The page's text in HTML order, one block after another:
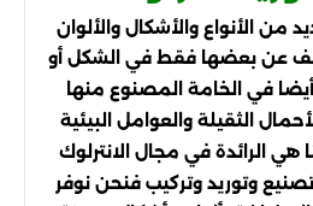
من الأنواع والأشكال والألوان
عن بعضها فقط في الشكل أو
أيضا في الخامة المصنوع منها
الثقيلة والعوامل البيئية
هي الرائدة في مجال الانترلوك
وتوريد وتركيب فنحن نوفر